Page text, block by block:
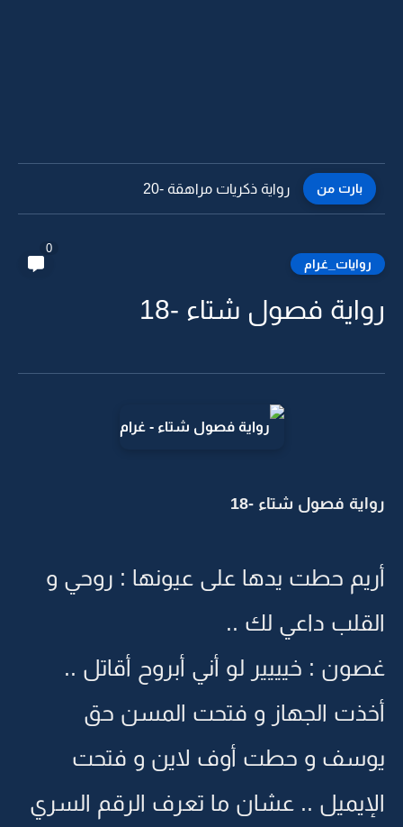
بارت من رواية ذكريات مراهقة -19
روايات_غرام
0
رواية فصول شتاء -18
رواية فصول شتاء -18
أريم حطت يدها على عيونها : روحي و
القلب داعي لك ..
غصون : خيييير لو أني أبروح أقاتل ..
أخذت الجهاز و فتحت المسن حق
يوسف و حطت أوف لاين و فتحت
الإيميل .. عشان ما تعرف الرقم السري